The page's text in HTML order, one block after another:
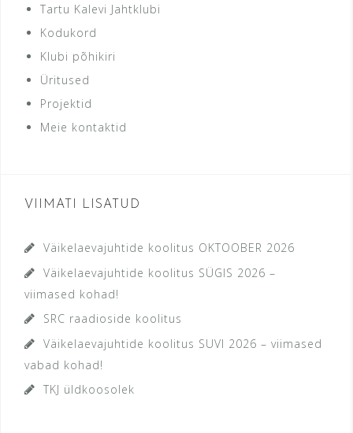
Tartu Kalevi Jahtklubi
Kodukord
Klubi põhikiri
Üritused
Projektid
Meie kontaktid
VIIMATI LISATUD
Väikelaevajuhtide koolitus OKTOOBER 2026
Väikelaevajuhtide koolitus SÜGIS 2026 –
viimased kohad!
SRC raadioside koolitus
Väikelaevajuhtide koolitus SUVI 2026 – viimased
vabad kohad!
TKJ üldkoosolek